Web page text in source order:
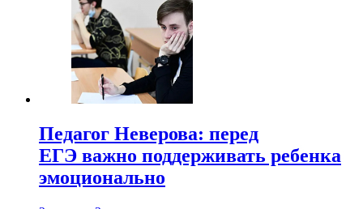
Педагог Неверова: перед
ЕГЭ важно поддерживать ребенка
эмоционально